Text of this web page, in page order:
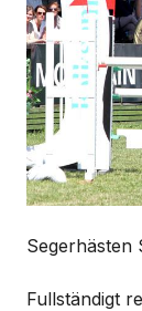
Segerhästen
Fullständigt